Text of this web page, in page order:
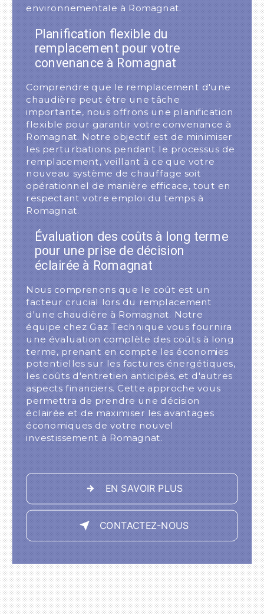
environnementale à Romagnat.
Planification flexible du
remplacement pour votre
convenance à Romagnat
Comprendre que le remplacement d'une
chaudière peut être une tâche
importante, nous offrons une planification
flexible pour garantir votre convenance à
Romagnat. Notre objectif est de minimiser
les perturbations pendant le processus de
remplacement, veillant à ce que votre
nouveau système de chauffage soit
opérationnel de manière efficace, tout en
respectant votre emploi du temps à
Romagnat.
Évaluation des coûts à long terme
pour une prise de décision
éclairée à Romagnat
Nous comprenons que le coût est un
facteur crucial lors du remplacement
d'une chaudière à Romagnat. Notre
équipe chez Gaz Technique vous fournira
une évaluation complète des coûts à long
terme, prenant en compte les économies
potentielles sur les factures énergétiques,
les coûts d'entretien anticipés, et d'autres
aspects financiers. Cette approche vous
permettra de prendre une décision
éclairée et de maximiser les avantages
économiques de votre nouvel
investissement à Romagnat.
EN SAVOIR PLUS
CONTACTEZ-NOUS